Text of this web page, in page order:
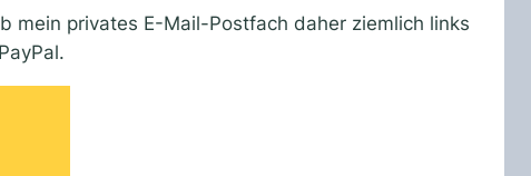
mein privates E-Mail-Postfach daher ziemlich links